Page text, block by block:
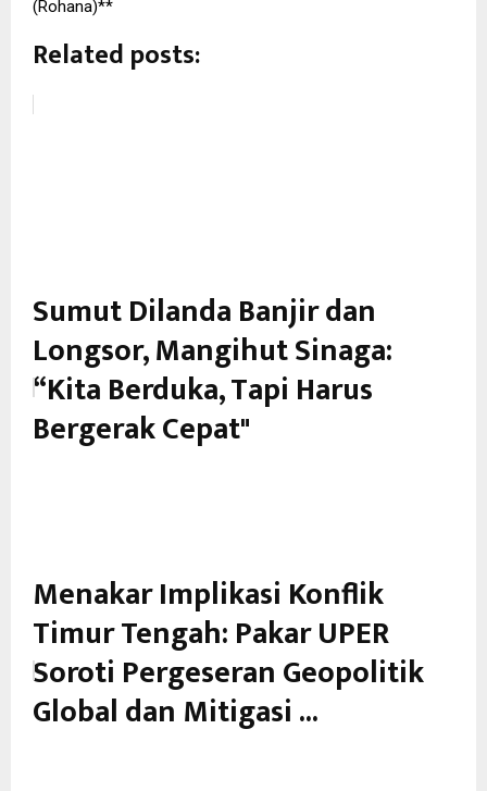
(Rohana)**
Related posts:
Sumut Dilanda Banjir dan
Longsor, Mangihut Sinaga:
“Kita Berduka, Tapi Harus
Bergerak Cepat"
Menakar Implikasi Konflik
Timur Tengah: Pakar UPER
Soroti Pergeseran Geopolitik
Global dan Mitigasi ...